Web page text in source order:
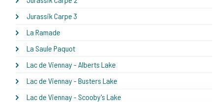
Jurassik Carpe 3
La Ramade
La Saule Paquot
Lac de Viennay - Alberts Lake
Lac de Viennay - Busters Lake
Lac de Viennay - Scooby's Lake